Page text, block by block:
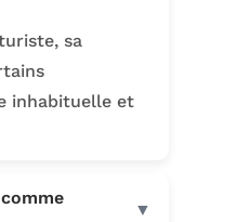
sa
inhabituelle et
▼